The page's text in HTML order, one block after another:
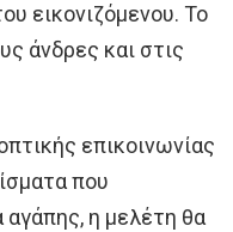
εικονιζόμενου. Το
άνδρες και στις
επικοινωνίας
που
αγάπης, η μελέτη θα